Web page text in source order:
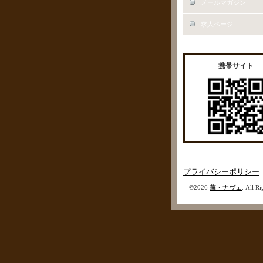
メールマガジン
求人ページ
携帯サイト
プライバシーポリシー
©2026 蕪・ナヴェ . All